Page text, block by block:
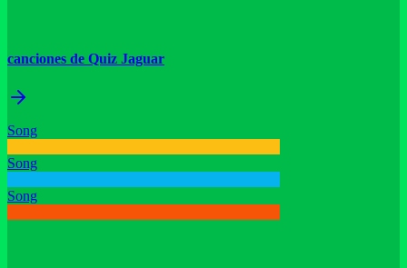
canciones de Quiz Jaguar
Song
Song
Song